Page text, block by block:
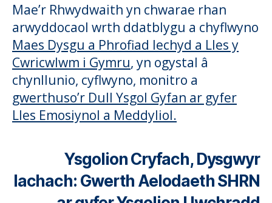
Mae’r Rhwydwaith yn chwarae rhan
arwyddocaol wrth ddatblygu a chyflwyno
Maes Dysgu a Phrofiad Iechyd a Lles y
Cwricwlwm i Gymru, yn ogystal â
chynllunio, cyflwyno, monitro a
gwerthuso’r Dull Ysgol Gyfan ar gyfer
Lles Emosiynol a Meddyliol.
Ysgolion Cryfach, Dysgwyr
Iachach: Gwerth Aelodaeth SHRN